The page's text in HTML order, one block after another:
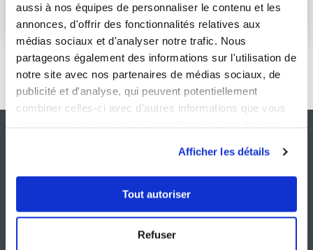
aussi à nos équipes de personnaliser le contenu et les
annonces, d'offrir des fonctionnalités relatives aux
médias sociaux et d'analyser notre trafic. Nous
partageons également des informations sur l'utilisation de
notre site avec nos partenaires de médias sociaux, de
publicité et d'analyse, qui peuvent potentiellement
combiner celles-ci avec d'autres informations que vous
Afficher les détails
Tout autoriser
Refuser